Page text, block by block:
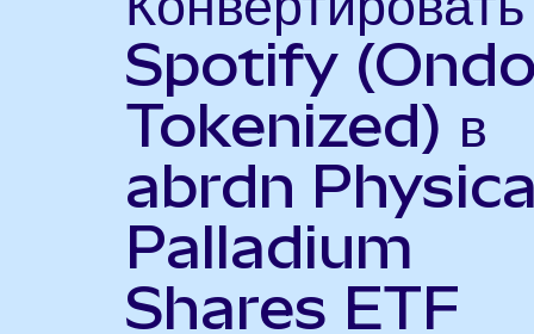
Spotify
Tokenized) в
abrdn
Palladium
Shares ETF